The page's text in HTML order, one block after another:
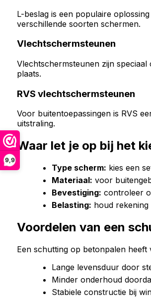
9,9
L-beslag is een populaire
verschillende soorten schermen.
Vlechtschermsteunen
Vlechtschermsteunen zijn
plaats.
RVS vlechtschermsteunen
Voor buitentoepassingen is RVS
uitstraling.
Waar let je op bij het
Type scherm: kies een
Materiaal: voor
Bevestiging: controleer
Belasting: houd
Voordelen van een
Een schutting op betonpalen
Lange levensduur door
Minder onderhoud
Stabiele constructie bij